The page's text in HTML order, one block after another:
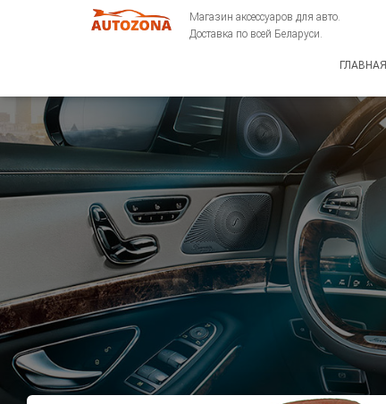
Магазин аксессуаров для авто.
Доставка по всей Беларуси.
ГЛАВНАЯ